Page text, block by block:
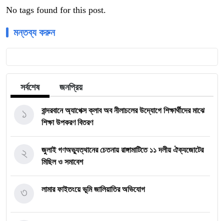
No tags found for this post.
মন্তব্য করুন
সর্বশেষ জনপ্রিয়
বান্দরবানে অ্যাপেক্স ক্লাব অব নীলাচলের উদ্যোগে শিক্ষার্থীদের মাঝে
শিক্ষা উপকরণ বিতরণ
১
জুলাই গণঅভ্যুত্থানের চেতনায় রাঙ্গামাটিতে ১১ দলীয় ঐক্যজোটের
মিছিল ও সমাবেশ
২
লামার ফাইতংয়ে ভূমি জালিয়াতির অভিযোগ
৩